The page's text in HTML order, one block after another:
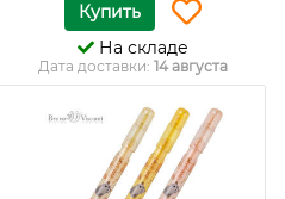
Купить
На складе
Дата доставки: 14 августа